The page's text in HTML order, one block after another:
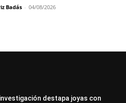
Badás - 04/08/2026
destapa joyas con